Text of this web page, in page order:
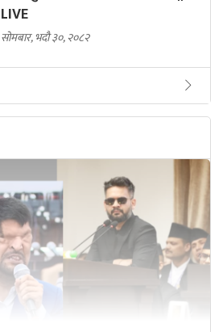
LIVE
सोमबार, भदौ ३०, २०८२